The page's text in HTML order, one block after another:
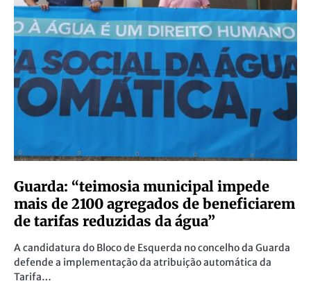
Guarda: “teimosia municipal impede
mais de 2100 agregados de beneficiarem
de tarifas reduzidas da água”
A candidatura do Bloco de Esquerda no concelho da Guarda
defende a implementação da atribuição automática da
Tarifa…